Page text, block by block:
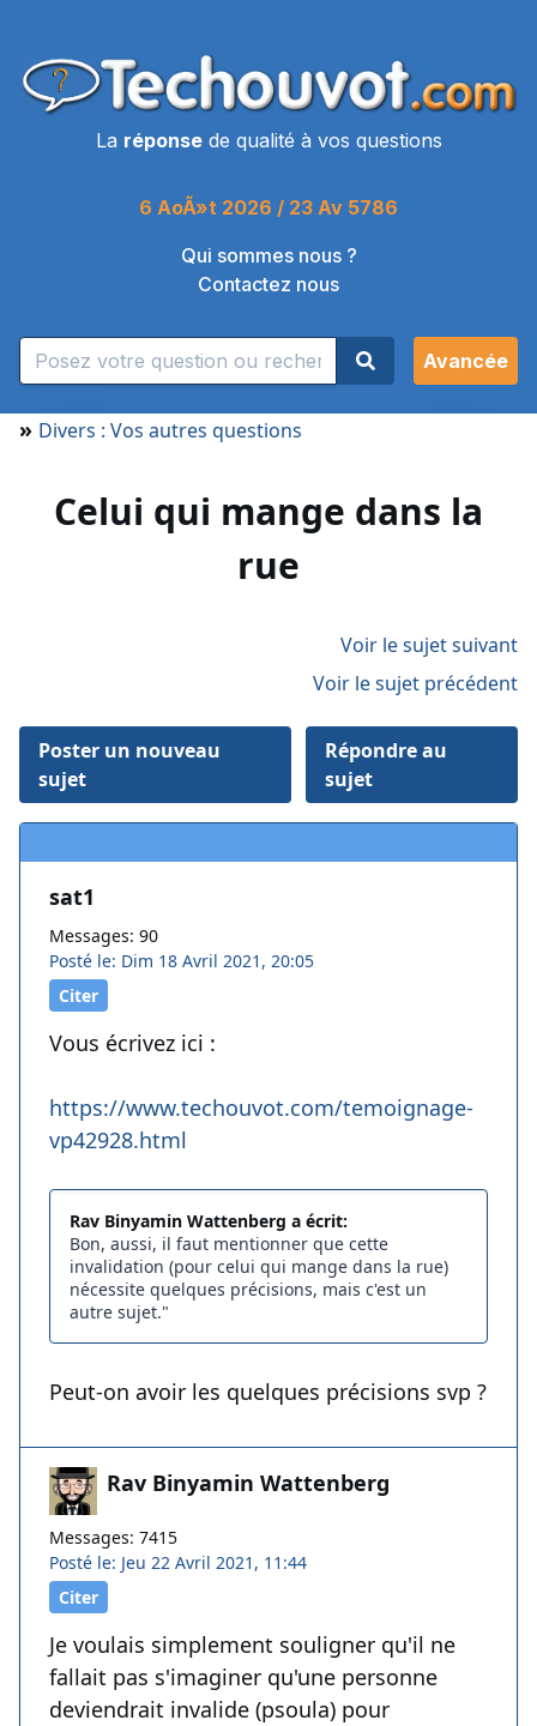
La réponsede qualité à vos questions
6 AoÃ»t 2026 / 23 Av 5786
Qui sommes nous ?
Contactez nous
Avancée
» Divers : Vos autres questions
Celui qui mange dans la
rue
Voir le sujet suivant
Voir le sujet précédent
Poster un nouveau
sujet
Répondre au
sujet
sat1
Messages: 90
Posté le: Dim 18 Avril 2021, 20:05
Citer
Vous écrivez ici :
https://www.techouvot.com/temoignage-
vp42928.html
Rav Binyamin Wattenberg a écrit:
Bon, aussi, il faut mentionner que cette
invalidation (pour celui qui mange dans la rue)
nécessite quelques précisions, mais c'est un
autre sujet."
Peut-on avoir les quelques précisions svp ?
Rav Binyamin Wattenberg
Messages: 7415
Posté le: Jeu 22 Avril 2021, 11:44
Citer
Je voulais simplement souligner qu'il ne
fallait pas s'imaginer qu'une personne
deviendrait invalide (psoula) pour